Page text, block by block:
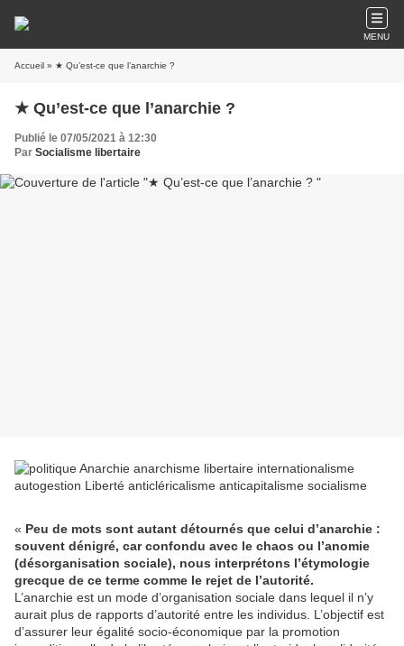
MENU
Accueil » ★ Qu’est-ce que l’anarchie ?
★ Qu’est-ce que l’anarchie ?
Publié le 07/05/2021 à 12:30
Par Socialisme libertaire
« Peu de mots sont autant détournés que celui d’anarchie :
souvent dénigré, car confondu avec le chaos ou l’anomie
(désorganisation sociale), nous interprétons l’étymologie
grecque de ce terme comme le rejet de l’autorité.
L’anarchie est un mode d’organisation sociale dans lequel il n’y
aurait plus de rapports d’autorité entre les individus. L’objectif est
d’assurer leur égalité socio-économique par la promotion